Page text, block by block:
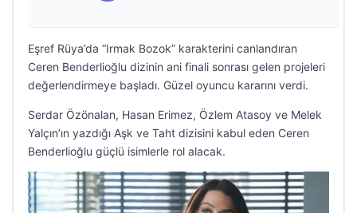
Eşref Rüya’da “Irmak Bozok” karakterini canlandıran
Ceren Benderlioğlu dizinin ani finali sonrası gelen projeleri
değerlendirmeye başladı. Güzel oyuncu kararını verdi.
Serdar Özönalan, Hasan Erimez, Özlem Atasoy ve Melek
Yalçın’ın yazdığı Aşk ve Taht dizisini kabul eden Ceren
Benderlioğlu güçlü isimlerle rol alacak.